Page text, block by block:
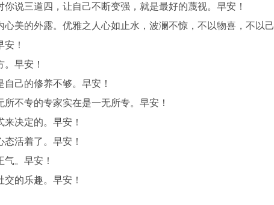
说三道四，让自己不断变强，就是最好的蔑视。早安！
美的外露。优雅之人心如止水，波澜不惊，不以物喜，不以己
！
早安！
己的修养不够。早安！
不专的专家实在是一无所专。早安！
决定的。早安！
活着了。早安！
。早安！
的乐趣。早安！